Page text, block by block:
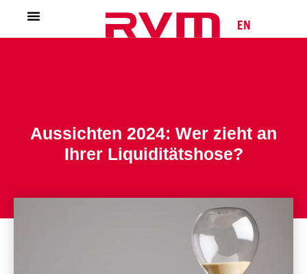
EN
Aussichten 2024: Wer zieht an
Ihrer Liquiditätshose?